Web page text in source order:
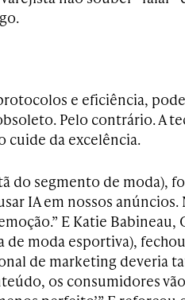
e eficiência,
Pelo contrário. A
cuide da excelência.
do segmento de moda),
IA em nossos anúncios.
E Katie Babineau,
de moda esportiva),
de marketing deveria
os consumidores